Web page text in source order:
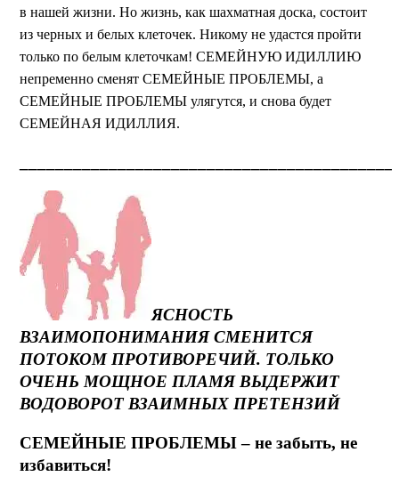
в нашей жизни. Но жизнь, как шахматная доска, состоит
из черных и белых клеточек. Никому не удастся пройти
только по белым клеточкам! СЕМЕЙНУЮ ИДИЛЛИЮ
непременно сменят СЕМЕЙНЫЕ ПРОБЛЕМЫ, а
СЕМЕЙНЫЕ ПРОБЛЕМЫ улягутся, и снова будет
СЕМЕЙНАЯ ИДИЛЛИЯ.
ЯСНОСТЬ
ВЗАИМОПОНИМАНИЯ СМЕНИТСЯ
ПОТОКОМ ПРОТИВОРЕЧИЙ. ТОЛЬКО
ОЧЕНЬ МОЩНОЕ ПЛАМЯ ВЫДЕРЖИТ
ВОДОВОРОТ ВЗАИМНЫХ ПРЕТЕНЗИЙ
СЕМЕЙНЫЕ ПРОБЛЕМЫ – не забыть, не
избавиться!